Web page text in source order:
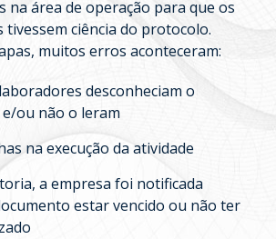
na área de operação para que os
ciência do protocolo.
muitos erros aconteceram:
desconheciam o
ou não o leram
na execução da atividade
a empresa foi notificada
estar vencido ou não ter